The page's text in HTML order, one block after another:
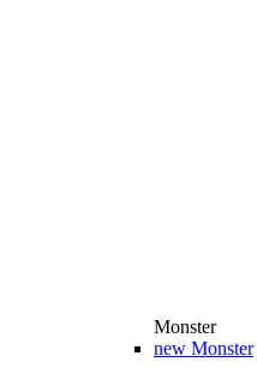
Monster
new Monster